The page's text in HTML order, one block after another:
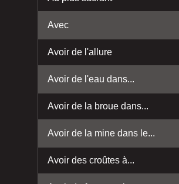
Avec
Avoir de l'allure
Avoir de l'eau dans...
Avoir de la broue dans...
Avoir de la mine dans le...
Avoir des croûtes à...